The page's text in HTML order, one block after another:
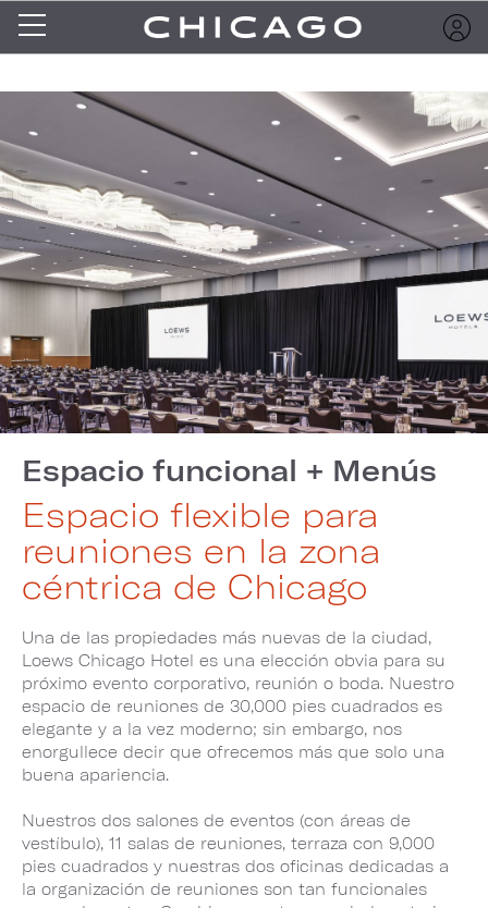
Espacio funcional + Menús
Espacio flexible para
reuniones en la zona
céntrica de Chicago
Una de las propiedades más nuevas de la ciudad,
Loews Chicago Hotel es una elección obvia para su
próximo evento corporativo, reunión o boda. Nuestro
espacio de reuniones de 30,000 pies cuadrados es
elegante y a la vez moderno; sin embargo, nos
enorgullece decir que ofrecemos más que solo una
buena apariencia.
Nuestros dos salones de eventos (con áreas de
vestíbulo), 11 salas de reuniones, terraza con 9,000
pies cuadrados y nuestras dos oficinas dedicadas a
la organización de reuniones son tan funcionales